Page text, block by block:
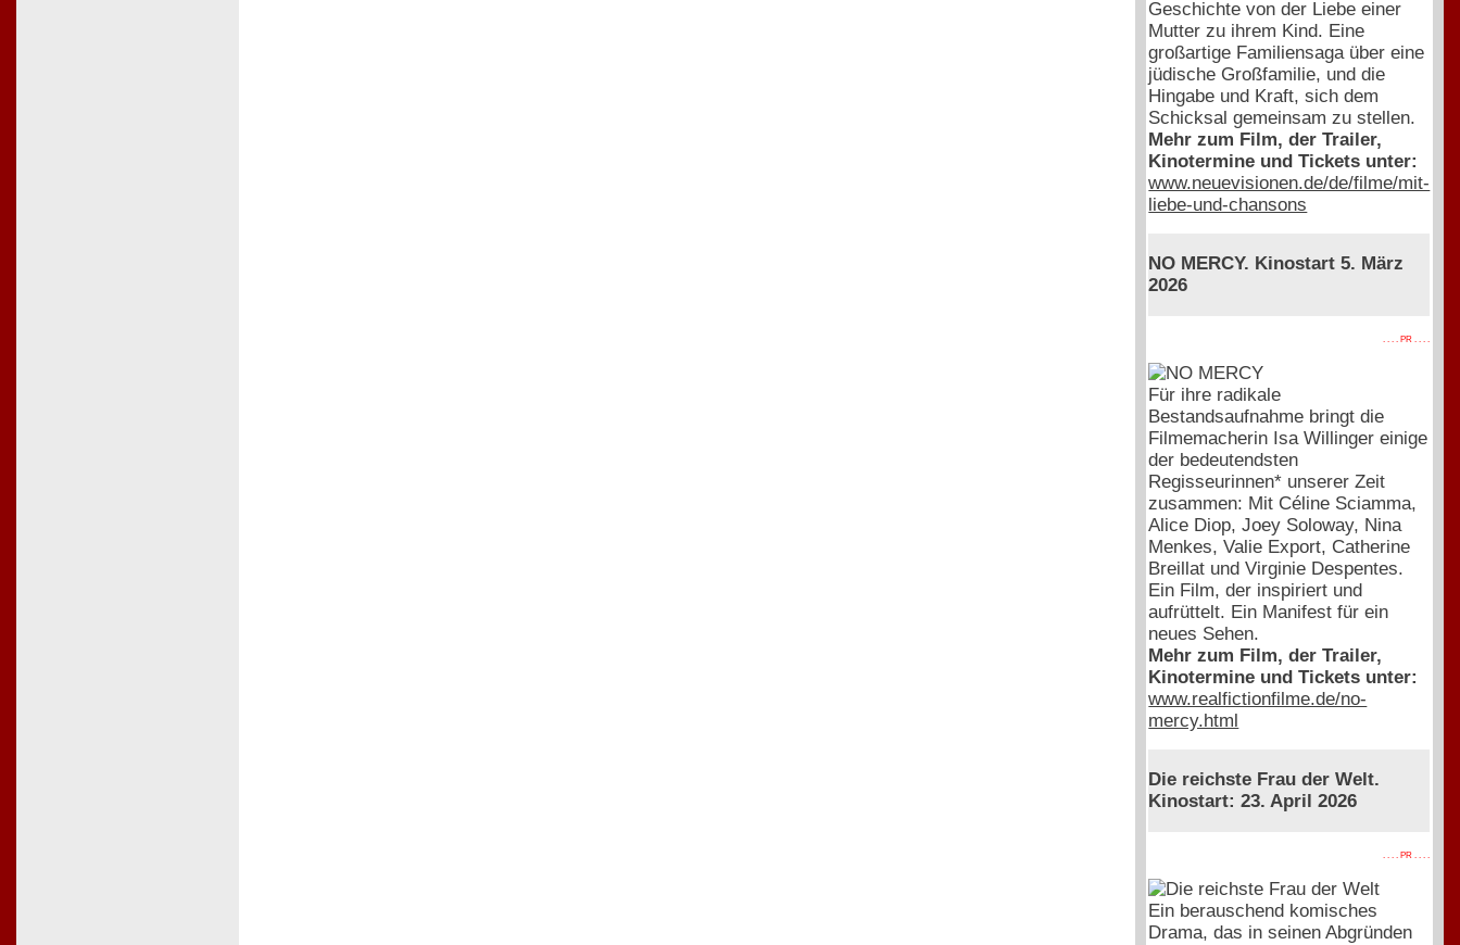
Geschichte von der Liebe einer
Mutter zu ihrem Kind. Eine
großartige Familiensaga über eine
jüdische Großfamilie, und die
Hingabe und Kraft, sich dem
Schicksal gemeinsam zu stellen.
Mehr zum Film, der Trailer,
Kinotermine und Tickets unter:
www.neuevisionen.de/de/filme/mit-
liebe-und-chansons
NO MERCY. Kinostart 5. März
2026
. . . . PR . . . .
Für ihre radikale
Bestandsaufnahme bringt die
Filmemacherin Isa Willinger einige
der bedeutendsten
Regisseurinnen* unserer Zeit
zusammen: Mit Céline Sciamma,
Alice Diop, Joey Soloway, Nina
Menkes, Valie Export, Catherine
Breillat und Virginie Despentes.
Ein Film, der inspiriert und
aufrüttelt. Ein Manifest für ein
neues Sehen.
Mehr zum Film, der Trailer,
Kinotermine und Tickets unter:
www.realfictionfilme.de/no-
mercy.html
Die reichste Frau der Welt.
Kinostart: 23. April 2026
. . . . PR . . . .
Ein berauschend komisches
Drama, das in seinen Abgründen